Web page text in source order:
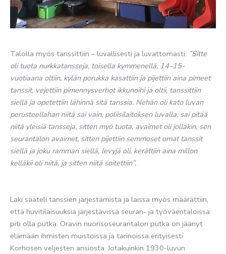
Talolla myös tanssittiin – luvallisesti ja luvattomasti. ”Sitte
oli tuota nurkkatansseja, toisella kymmenellä, 14–15-
vuotiaana oltiin, kylän porukka kasattiin ja pijettiin aina pimeet
tanssit, vejettiin pimennysverhot ikkunoihi ja oltii, tanssittiin
siellä ja opetettiin lähinnä sitä tanssia. Nehän oli kato luvan
perusteellahan niitä sai vain, poliisilaitoksen luvalla, sai pitää
niitä yleisiä tansseja, sitten myö tuota, avaimet oli jollakin, sen
seurantalon avaimet, sitten pijettiin semmoset omat tanssit
siellä ja joku rammari siellä, levyjä oli, kerättiin aina millon
kelläkii oli niitä, ja sitten niitä soitettiin”.
Laki sääteli tanssien järjestämistä ja laissa myös määrättiin,
että huvitilaisuuksia järjestävissä seuran- ja työväentaloissa
piti olla putka. Oravin nuorisoseurantalon putka on jäänyt
elämään ihmisten muistoissa ja tarinoissa erityisesti
Korhosen veljesten ansiosta. Jotakuinkin 1930-luvun